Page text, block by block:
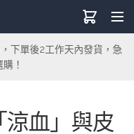
下單後2工作天內發貨，急
！
血」與皮